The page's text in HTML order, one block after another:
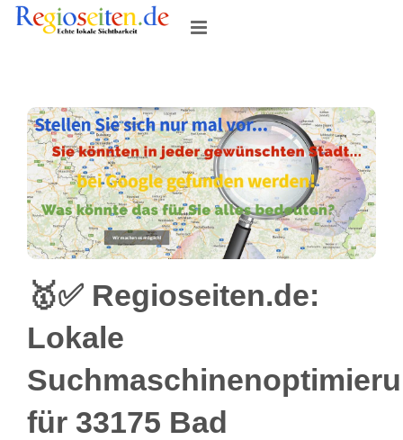
Skip
🥇✅ Regioseiten.de:
Lokale
für 33175 Bad